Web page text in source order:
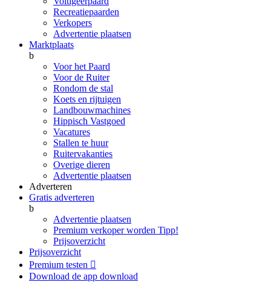
Recreatiepaarden
Verkopers
Advertentie plaatsen
Marktplaats
b
Voor het Paard
Voor de Ruiter
Rondom de stal
Koets en rijtuigen
Landbouwmachines
Hippisch Vastgoed
Vacatures
Stallen te huur
Ruitervakanties
Overige dieren
Advertentie plaatsen
Adverteren
Gratis adverteren
b
Advertentie plaatsen
Premium verkoper worden Tipp!
Prijsoverzicht
Prijsoverzicht
Premium testen 
Download de app download